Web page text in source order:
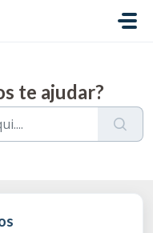
te ajudar?